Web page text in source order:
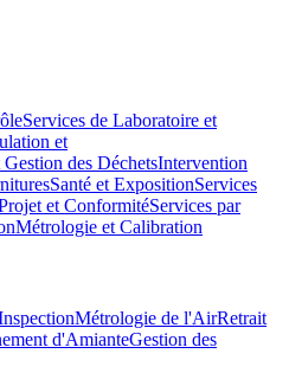
Services de Laboratoire et
et
des DéchetsIntervention
Santé et ExpositionServices
et ConformitéServices par
Métrologie et Calibration
Métrologie de l'AirRetrait
d'AmianteGestion des